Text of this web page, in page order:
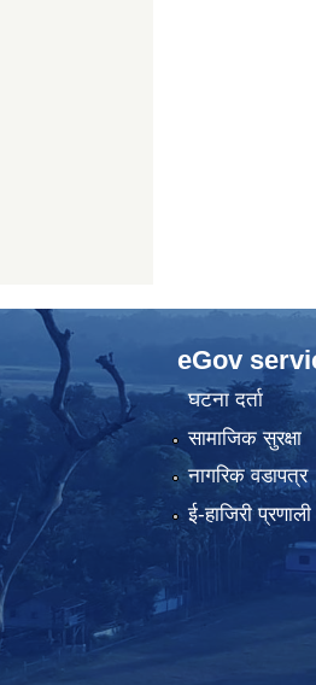
eGov
घटना दर्ता
सामाजिक सुरक्षा
नागरिक वडापत्र
ई-हाजिरी प्रणाली